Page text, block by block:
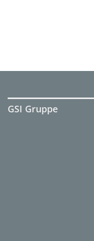
GSI Gruppe